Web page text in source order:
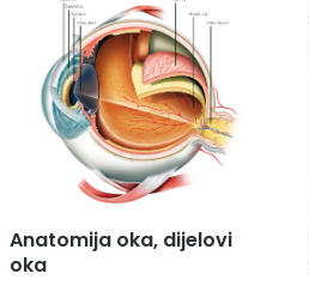
Anatomija oka, dijelovi
oka